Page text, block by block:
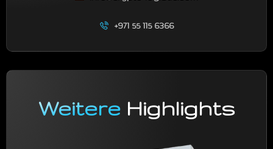
+971 55 115 6366
Weitere Highlights